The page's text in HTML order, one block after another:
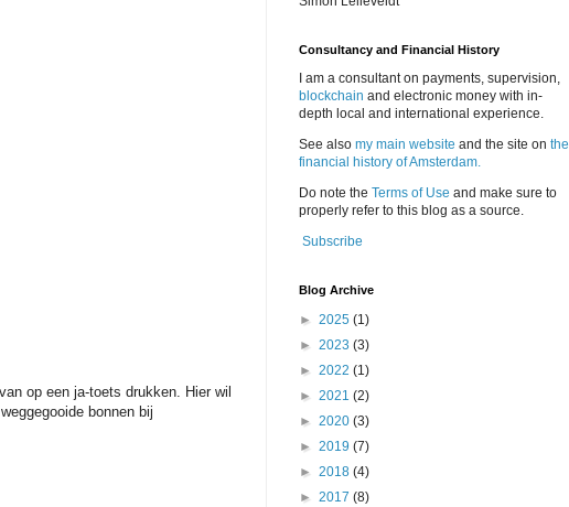
op een ja-toets drukken. Hier wil
bonnen bij
Consultancy and Financial History
I am a consultant on payments, supervision,
blockchain and electronic money with in-
depth local and international experience.
See also my main website and the site on the
financial history of Amsterdam.
Do note the Terms of Use and make sure to
properly refer to this blog as a source.
Subscribe
Blog Archive
► 2025 (1)
► 2023 (3)
► 2022 (1)
► 2021 (2)
► 2020 (3)
► 2019 (7)
► 2018 (4)
► 2017 (8)